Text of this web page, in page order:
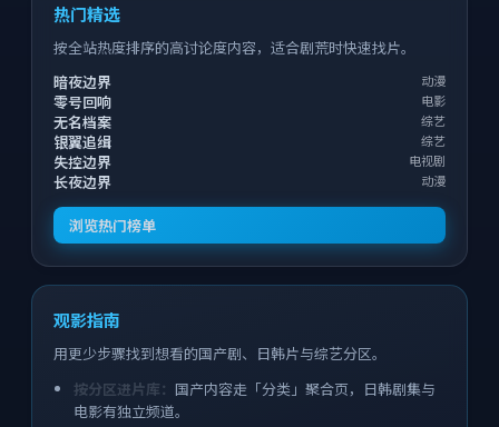
热门精选
按全站热度排序的高讨论度内容，适合剧荒时快速找片。
暗夜边界
动漫
零号回响 电影
无名档案 综艺
银翼追缉 综艺
失控边界 电视剧
长夜边界 动漫
浏览热门榜单
观影指南
用更少步骤找到想看的国产剧、日韩片与综艺分区。
按分区进片库： 国产内容走「分类」聚合页，日韩剧集与
电影有独立频道。